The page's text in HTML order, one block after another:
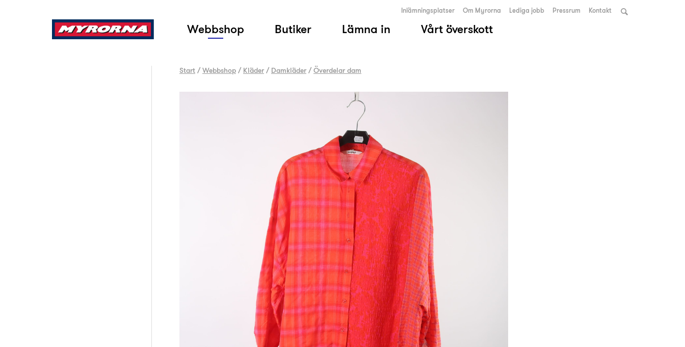
Webbshop Butiker Lämna in Vårt överskott
Inlämningsplatser Om Myrorna Lediga jobb Pressrum Kontakt
Start /Webbshop / Kläder / Damkläder /Överdelar dam